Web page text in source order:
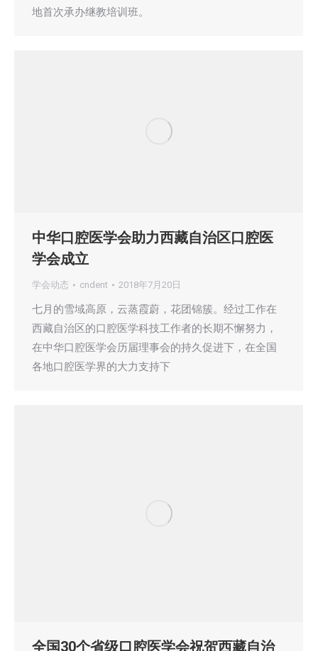
地首次承办继教培训班。
中华口腔医学会助力西藏自治区口腔医
学会成立
学会动态 cndent 2018年7月20日
七月的雪域高原，云蒸霞蔚，花团锦簇。经过工作在
西藏自治区的口腔医学科技工作者的长期不懈努力，
在中华口腔医学会历届理事会的持久促进下，在全国
各地口腔医学界的大力支持下
全国30个省级口腔医学会祝贺西藏自治